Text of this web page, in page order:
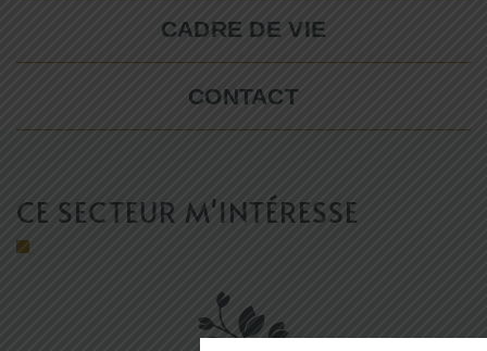
CADRE DE VIE
CONTACT
CE SECTEUR M'INTÉRESSE